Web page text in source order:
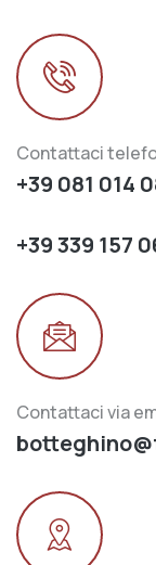
Contattaci
+39 081 014
+39 339 157
Contattaci via